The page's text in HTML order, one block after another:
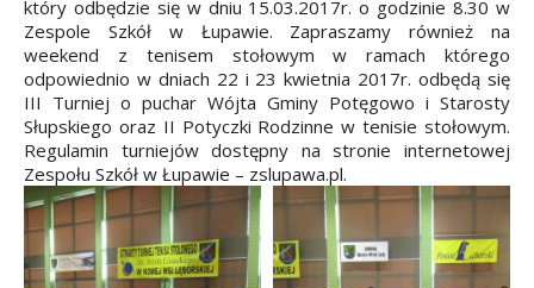
który odbędzie się w dniu 15.03.2017r. o godzinie 8.30 w
Zespole Szkół w Łupawie. Zapraszamy również na
weekend z tenisem stołowym w ramach którego
odpowiednio w dniach 22 i 23 kwietnia 2017r. odbędą się
III Turniej o puchar Wójta Gminy Potęgowo i Starosty
Słupskiego oraz II Potyczki Rodzinne w tenisie stołowym.
Regulamin turniejów dostępny na stronie internetowej
Zespołu Szkół w Łupawie – zslupawa.pl.